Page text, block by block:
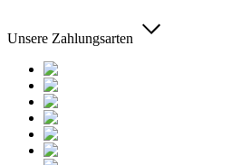
Unsere Zahlungsarten